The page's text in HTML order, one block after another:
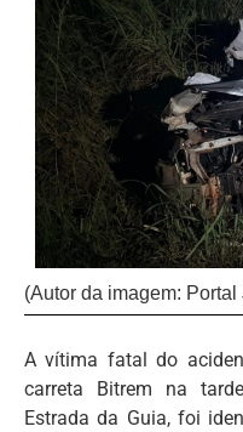
(Autor da imagem: Portal
A vítima fatal do
carreta Bitrem na
Estrada da Guia, foi